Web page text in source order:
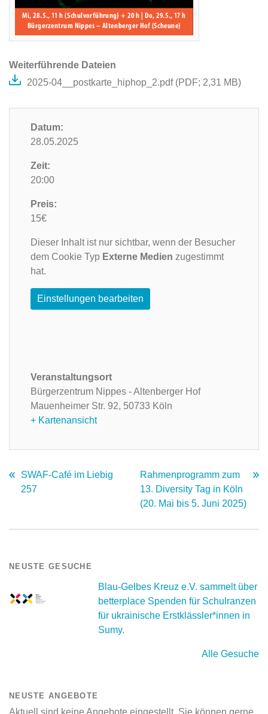
Weiterführende Dateien
2025-04__postkarte_hiphop_2.pdf (PDF; 2,31 MB)
Datum:
28.05.2025
Zeit:
20:00
Preis:
15€
Dieser Inhalt ist nur sichtbar, wenn der Besucher
dem Cookie Typ Externe Medien zugestimmt
hat.
Einstellungen bearbeiten
Veranstaltungsort
Bürgerzentrum Nippes - Altenberger Hof
Mauenheimer Str. 92, 50733 Köln
+ Kartenansicht
SWAF-Café im Liebig
257
Rahmenprogramm zum
13. Diversity Tag in Köln
(20. Mai bis 5. Juni 2025)
NEUSTE GESUCHE
Blau-Gelbes Kreuz e.V. sammelt über
betterplace Spenden für Schulranzen
für ukrainische Erstklässler*innen in
Sumy.
Alle Gesuche
NEUSTE ANGEBOTE
Aktuell sind keine Angebote eingestellt. Sie können gerne